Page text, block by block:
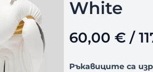
White
60,00 €/
Ръкавиците са